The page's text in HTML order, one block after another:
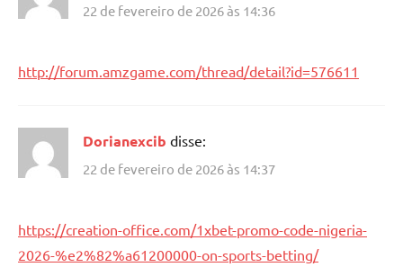
22 de fevereiro de 2026 às 14:36
http://forum.amzgame.com/thread/detail?id=576611
Dorianexcib disse:
22 de fevereiro de 2026 às 14:37
https://creation-office.com/1xbet-promo-code-nigeria-
2026-%e2%82%a61200000-on-sports-betting/